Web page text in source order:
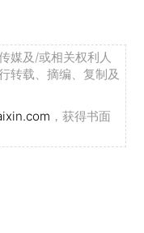
媒及/或相关权利人
转载、摘编、复制及
，获得书面